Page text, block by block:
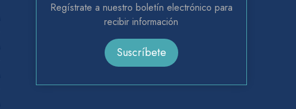
Regístrate a nuestro boletín electrónico para
recibir información
Suscríbete